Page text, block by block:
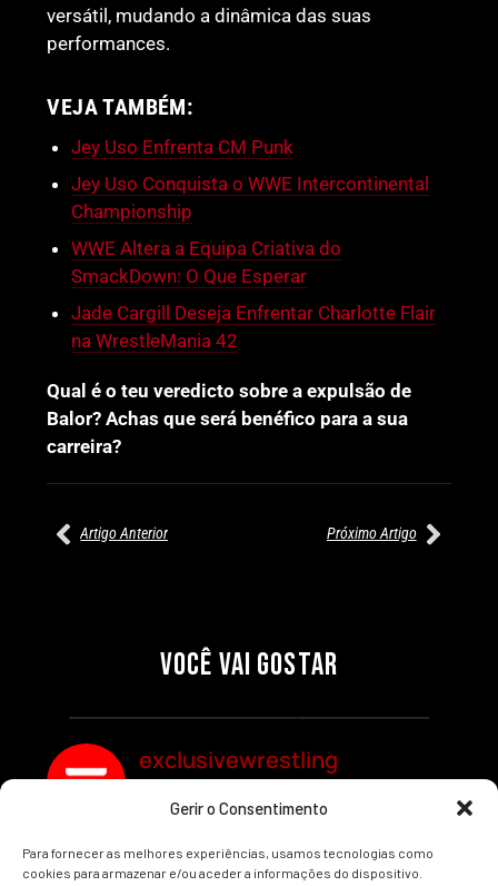
Gerir o Consentimento
Para fornecer as melhores experiências, usamos tecnologias como
cookies para armazenar e/ou aceder a informações do dispositivo.
versátil, mudando a dinâmica das suas
performances.
VEJA TAMBÉM:
Jey Uso Enfrenta CM Punk
Jey Uso Conquista o WWE Intercontinental
Championship
WWE Altera a Equipa Criativa do
SmackDown: O Que Esperar
Jade Cargill Deseja Enfrentar Charlotte Flair
na WrestleMania 42
Qual é o teu veredicto sobre a expulsão de
Balor? Achas que será benéfico para a sua
carreira?
Artigo Anterior Próximo Artigo
VOCÊ VAI GOSTAR
SEGMENTOS A NÃO PERDER
Por exclusivewrestling
MUNDIAL FEMININO NA AEW
REDEMPTION
Por exclusivewrestling
exclusivewrestling
Ver mais Artigos